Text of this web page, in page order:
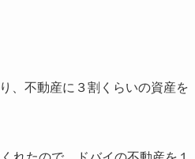
、不動産に３割くらいの資産を